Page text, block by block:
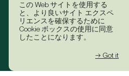
この Web サイトを使用する
と、より良いサイト エクスペ
リエンスを確保するために
Cookie ボックスの使用に同意
したことになります。
→ Got it